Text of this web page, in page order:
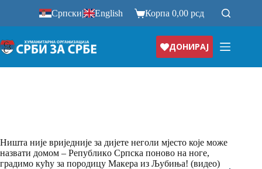
Српски| English Корпа0,00рсд
ДОНИРАЈ
Ништа није вриједније за дијете неголи мјесто које може
назвати домом – Републикo Српска поново на ноге,
градимо кућу за породицу Макера из Љубиња! (видео)